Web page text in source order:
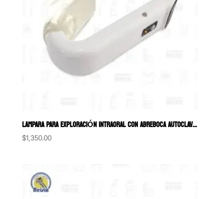
LAMPARA PARA EXPLORACIÓN INTRAORAL CON ABREBOCA AUTOCLAVABLE Y
$1,350.00